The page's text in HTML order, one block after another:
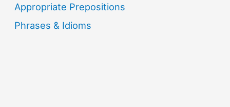
Appropriate Prepositions
Phrases & Idioms